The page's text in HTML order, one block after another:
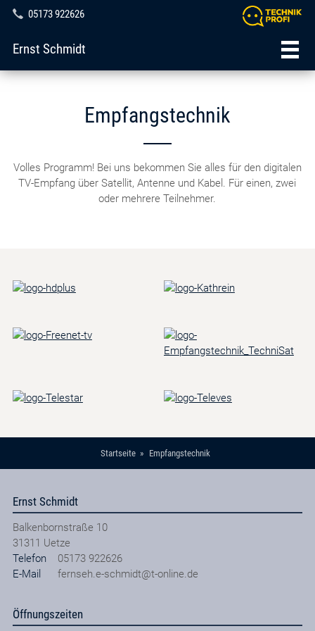
05173 922626
Ernst Schmidt
Empfangstechnik
Volles Programm! Bei uns bekommen Sie alles für den digitalen
TV-Empfang über Satellit, Antenne und Kabel. Für einen, zwei
oder mehrere Teilnehmer.
Startseite Empfangstechnik
Ernst Schmidt
Balkenbornstraße 10
31311 Uetze
Telefon
05173 922626
E-Mail
fernseh.e-schmidt@t-online.de
Öffnungszeiten